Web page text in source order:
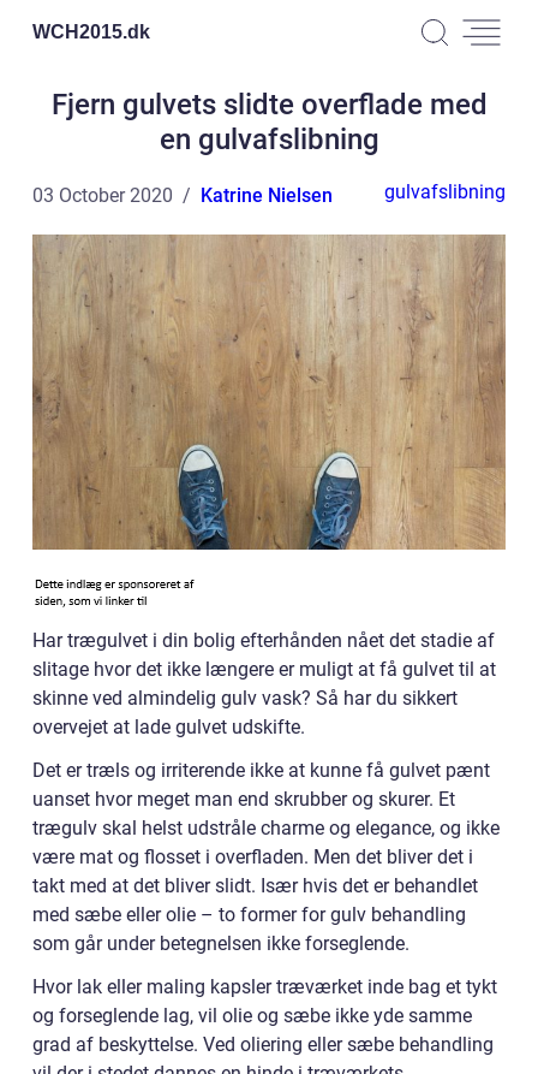
WCH2015.dk
Fjern gulvets slidte overflade med
en gulvafslibning
03 October 2020 Katrine Nielsen gulvafslibning
Har trægulvet i din bolig efterhånden nået det stadie af
slitage hvor det ikke længere er muligt at få gulvet til at
skinne ved almindelig gulv vask? Så har du sikkert
overvejet at lade gulvet udskifte.
Det er træls og irriterende ikke at kunne få gulvet pænt
uanset hvor meget man end skrubber og skurer. Et
trægulv skal helst udstråle charme og elegance, og ikke
være mat og flosset i overfladen. Men det bliver det i
takt med at det bliver slidt. Især hvis det er behandlet
med sæbe eller olie – to former for gulv behandling
som går under betegnelsen ikke forseglende.
Hvor lak eller maling kapsler træværket inde bag et tykt
og forseglende lag, vil olie og sæbe ikke yde samme
grad af beskyttelse. Ved oliering eller sæbe behandling